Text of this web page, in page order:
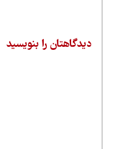
دیدگاهتان را بنویسید